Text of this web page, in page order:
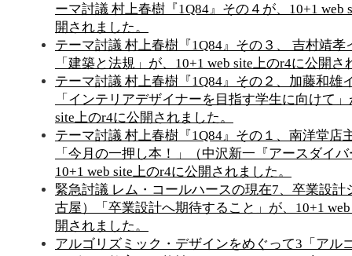
ーマ討議 村上春樹『1Q84』その４が、10+1 web
開されました。
テーマ討議 村上春樹『1Q84』その３、 吉村靖孝
「建築と法規」が、10+1 web site上のr4に公開さ
テーマ討議 村上春樹『1Q84』その２、加藤和雄
「インテリアデザイナーを目指す学生に向けて
site上のr4に公開されました。
テーマ討議 村上春樹『1Q84』その１、南洋堂店
「今月の一押し本！」（中沢新一『アースダイ
10+1 web site上のr4に公開されました。
緊急討議 レム・コールハースの現在7、卒業設計
古屋）「卒業設計へ期待すること」が、10+1
開されました。
アルゴリズミック・デザインをめぐって3「アル